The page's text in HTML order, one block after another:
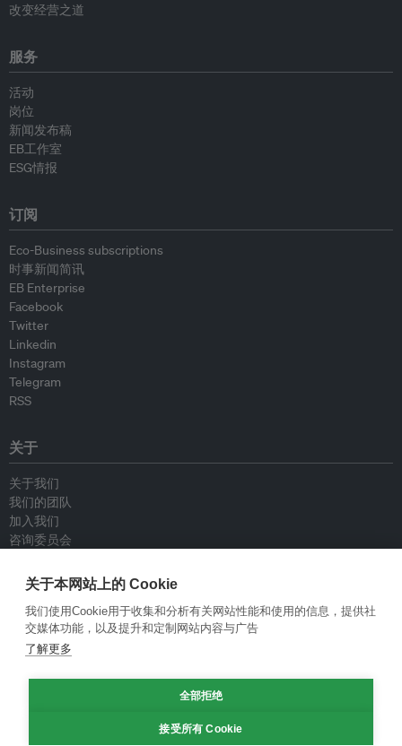
改变经营之道
服务
活动
岗位
新闻发布稿
EB工作室
ESG情报
订阅
Eco-Business subscriptions
时事新闻简讯
EB Enterprise
Facebook
Twitter
Linkedin
Instagram
Telegram
RSS
关于
关于我们
我们的团队
加入我们
咨询委员会
联系我们
政策
重新发布指南
专栏指南
关于本网站上的 Cookie
我们使用Cookie用于收集和分析有关网站性能和使用的信息，提供社
交媒体功能，以及提升和定制网站内容与广告
了解更多
全部拒绝
接受所有 Cookie